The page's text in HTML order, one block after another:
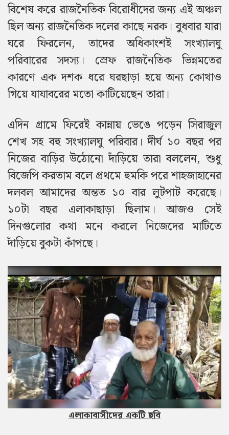
বিশেষ করে রাজনৈতিক বিরোধীদের জন্য এই অঞ্চল
ছিল অন্য রাজনৈতিক দলের কাছে নরক। বুধবার যারা
ঘরে ফিরলেন, তাদের অধিকাংশই সংখ্যালঘু
পরিবারের সদস্য। স্রেফ রাজনৈতিক ভিন্নমতের
কারণে এক দশক ধরে ঘরছাড়া হয়ে অন্য কোথাও
গিয়ে যাযাবরের মতো কাটিয়েছেন তারা।
এদিন গ্রামে ফিরেই কান্নায় ভেঙে পড়েন সিরাজুল
শেখ সহ বহু সংখ্যালঘু পরিবার। দীর্ঘ ১০ বছর পর
নিজের বাড়ির উঠোনো দাঁড়িয়ে তারা বললেন, শুধু
বিজেপি করতাম বলে প্রথমে হুমকি পরে শাহজাহানের
দলবল আমাদের অন্তত ১০ বার লুটপাট করেছে।
১০টা বছর এলাকাছাড়া ছিলাম। আজও সেই
দিনগুলোর কথা মনে করলে নিজেদের মাটিতে
দাঁড়িয়ে বুকটা কাঁপছে।
এলাকাবাসীদের একটি ছবি